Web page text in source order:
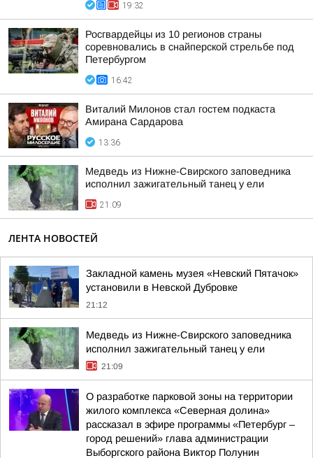
19:32
Росгвардейцы из 10 регионов страны
соревновались в снайперской стрельбе под
Петербургом
16:42
Виталий Милонов стал гостем подкаста
Амирана Сардарова
13:36
Медведь из Нижне-Свирского заповедника
исполнил зажигательный танец у ели
21:09
ЛЕНТА НОВОСТЕЙ
Закладной камень музея «Невский Пятачок»
установили в Невской Дубровке
21:12
Медведь из Нижне-Свирского заповедника
исполнил зажигательный танец у ели
21:09
О разработке парковой зоны на территории
жилого комплекса «Северная долина»
рассказал в эфире программы «Петербург –
город решений» глава администрации
Выборгского района Виктор Полунин